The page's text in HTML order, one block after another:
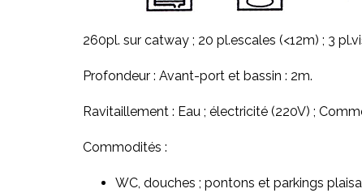
260pl. sur catway ; 20 pl.escales (<12m) ; 3
Profondeur : Avant-port et bassin : 2m.
Ravitaillement : Eau ; électricité (220V) ;
Commodités :
WC, douches ; pontons et parkings